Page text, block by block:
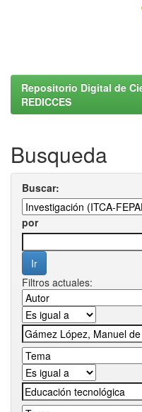
Repositorio Digital de
REDICCES
Busqueda
Buscar:
por
Filtros actuales: